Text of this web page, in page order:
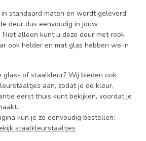
standaard maten en wordt geleverd
deur dus eenvoudig in jouw
alleen kunt u deze deur met rook
ook helder en mat glas hebben we in
glas- of staalkleur? Wij bieden ook
aan, zodat je de kleur,
eerst thuis kunt bekijken, voordat je
kun je ze eenvoudig bestellen:
staalkleurstaaltjes